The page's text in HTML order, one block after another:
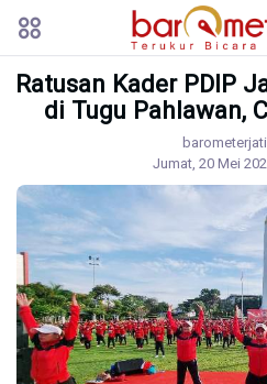
Ratusan Kader PDIP
di Tugu Pahlawan,
Jumat, 20 Mei